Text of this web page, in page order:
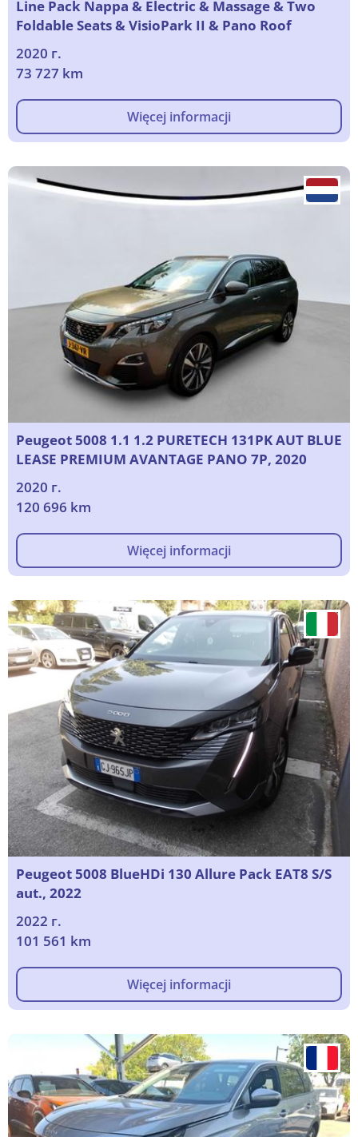
Line Pack Nappa & Electric & Massage & Two
Foldable Seats & VisioPark II & Pano Roof
2020 г.
73 727 km
Więcej informacji
Peugeot 5008 1.1 1.2 PURETECH 131PK AUT BLUE
LEASE PREMIUM AVANTAGE PANO 7P, 2020
2020 г.
120 696 km
Więcej informacji
Peugeot 5008 BlueHDi 130 Allure Pack EAT8 S/S
aut., 2022
2022 г.
101 561 km
Więcej informacji